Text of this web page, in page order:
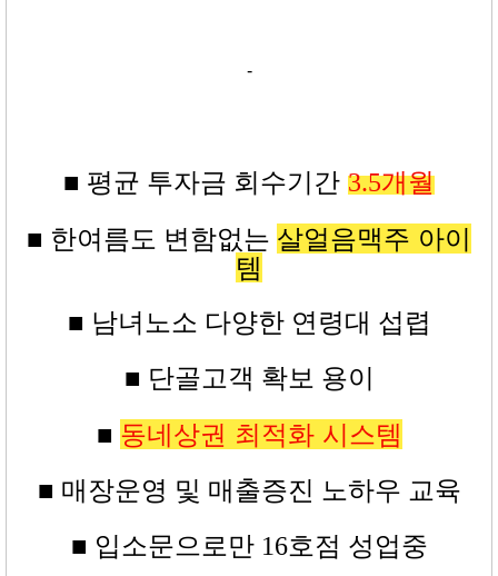
-
■ 평균 투자금 회수기간 3.5개월
■ 한여름도 변함없는 살얼음맥주 아이
템
■ 남녀노소 다양한 연령대 섭렵
■ 단골고객 확보 용이
■ 동네상권 최적화 시스템
■ 매장운영 및 매출증진 노하우 교육
■ 입소문으로만 16호점 성업중